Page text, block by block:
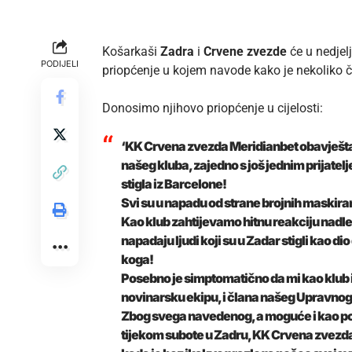
PODIJELI
Košarkaši Zadra i Crvene zvezde će u
priopćenje u kojem navode kako je
Donosimo njihovo priopćenje u cijelosti:
‘KK Crvena zvezda Meridianbet
našeg kluba, zajedno s još jednim
stigla iz Barcelone!
Svi su u napadu od strane brojnih
Kao klub zahtijevamo hitnu reakciju
napadaju ljudi koji su u Zadar stigli kao
koga!
Posebno je simptomatično da mi kao
novinarsku ekipu, i člana našeg
Zbog svega navedenog, a moguće i kao
tijekom subote u Zadru, KK Crvena